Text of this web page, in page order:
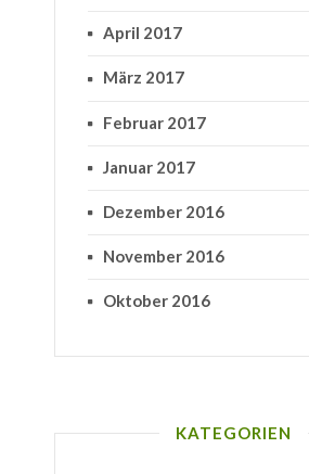
April 2017
März 2017
Februar 2017
Januar 2017
Dezember 2016
November 2016
Oktober 2016
KATEGORIEN